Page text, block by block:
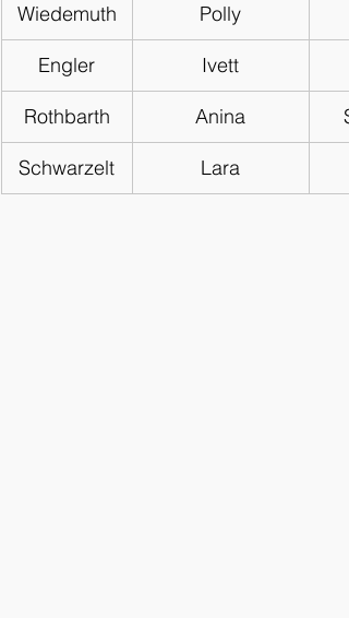
Wiedemuth Polly
Engler Ivett
Rothbarth Anina
Schwarzelt Lara